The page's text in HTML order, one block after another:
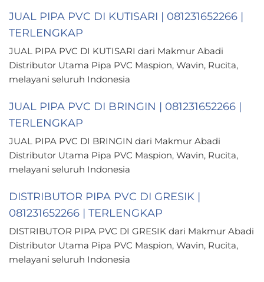
JUAL PIPA PVC DI KUTISARI | 081231652266 |
TERLENGKAP
JUAL PIPA PVC DI KUTISARI dari Makmur Abadi
Distributor Utama Pipa PVC Maspion, Wavin, Rucita,
melayani seluruh Indonesia
JUAL PIPA PVC DI BRINGIN | 081231652266 |
TERLENGKAP
JUAL PIPA PVC DI BRINGIN dari Makmur Abadi
Distributor Utama Pipa PVC Maspion, Wavin, Rucita,
melayani seluruh Indonesia
DISTRIBUTOR PIPA PVC DI GRESIK |
081231652266 | TERLENGKAP
DISTRIBUTOR PIPA PVC DI GRESIK dari Makmur Abadi
Distributor Utama Pipa PVC Maspion, Wavin, Rucita,
melayani seluruh Indonesia